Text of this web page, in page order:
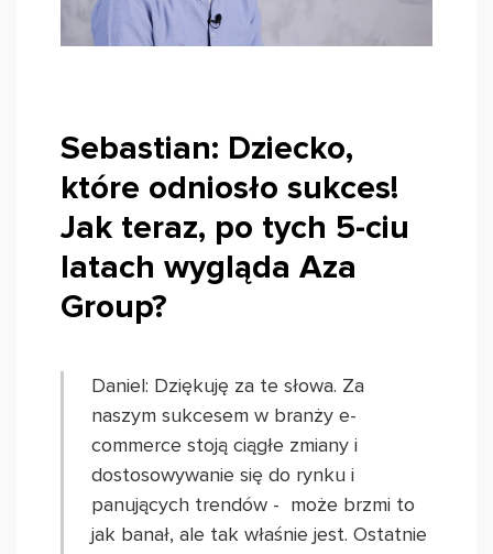
Sebastian: Dziecko,
które odniosło sukces!
Jak teraz, po tych 5-ciu
latach wygląda Aza
Group?
Daniel: Dziękuję za te słowa. Za
naszym sukcesem w branży e-
commerce stoją ciągłe zmiany i
dostosowywanie się do rynku i
panujących trendów - może brzmi to
jak banał, ale tak właśnie jest. Ostatnie